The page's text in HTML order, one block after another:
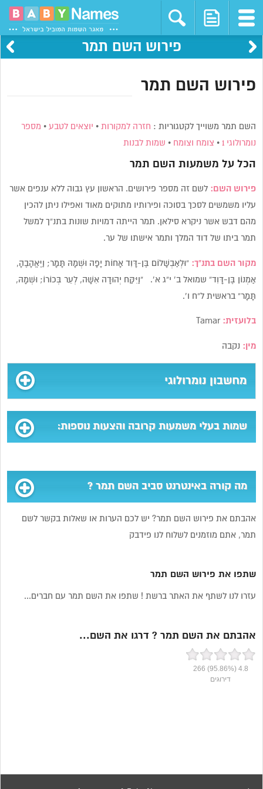
פירוש השם תמר
פירוש השם תמר
השם תמר משוייך לקטגוריות : חזרה למקורות • יוצאים לטבע • מספר
נומרולוגי 1 • צומח וצומח • שמות לבנות
הכל על משמעות השם תמר
פירוש השם: לשם זה מספר פירושים. הראשון עץ גבוה ללא ענפים אשר
עליו משמשים לסכך בסוכה ופירותיו מתוקים מאוד ואפילו ניתן להכין
מהם דבש אשר ניקרא סילאן. תמר הייתה דמויות שונות בתנ”ך למשל
תמר ביתו של דוד המלך ותמר אישתו של ער.
מקור השם בתנ”ך:“וּלְאַבְשָׁלוֹם בֶּן-דָּוִד אָחוֹת יָפָה וּשְׁמָהּ תָּמָר; וַיֶּאֱהָבֶהָ,
אַמְנוֹן בֶּן-דָּוִד” שמואל ב’ י”ג א’. “וַיִּקַּח יְהוּדָה אִשָּׁה, לְעֵר בְּכוֹרוֹ; וּשְׁמָהּ,
תָּמָר” בראשית ל”ח ו’.
בלועזית: Tamar
מין: נקבה
מחשבון נומרולוגי
שמות בעלי משמעות קרובה והצעות נוספות:
מה קורה באינטרנט סביב השם תמר ?
אהבתם את פירוש השם תמר? יש לכם הערות או שאלות בקשר לשם
תמר, אתם מוזמנים לשלוח לנו פידבק
שתפו את פירוש השם תמר
עזרו לנו לשתף את האתר ברשת ! שתפו את השם תמר עם חברים...
אהבתם את השם תמר ? דרגו את השם...
4.8
(95.86%)
266
דירוגים